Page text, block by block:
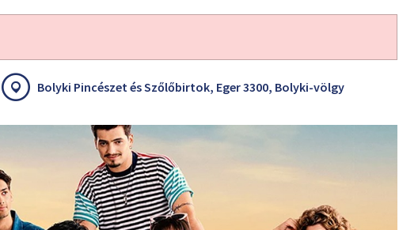
Bolyki Pincészet és Szőlőbirtok, Eger 3300, Bolyki-völgy